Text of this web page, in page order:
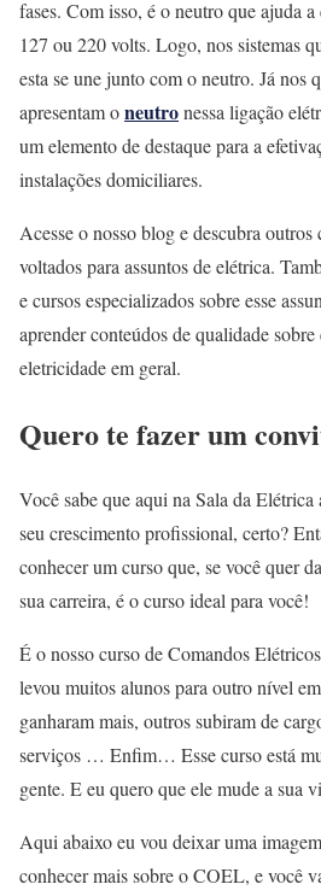
fases. Com isso, é o neutro que ajuda
127 ou 220 volts. Logo, nos sistemas
esta se une junto com o neutro. Já nos
apresentam oneutronessa ligação
um elemento de destaque para a
instalações domiciliares.
Acesse o nosso blog e descubra outros
voltados para assuntos de elétrica.
e cursos especializados sobre esse
aprender conteúdos de qualidade
eletricidade em geral.
Quero te fazer um
Você sabe que aqui na Sala da
seu crescimento profissional, certo?
conhecer um curso que, se você quer
sua carreira, é o curso ideal para você!
É o nosso curso de Comandos
levou muitos alunos para outro nível
ganharam mais, outros subiram de
serviços … Enfim… Esse curso está
gente. E eu quero que ele mude a sua
Aqui abaixo eu vou deixar uma
conhecer mais sobre o COEL, e você